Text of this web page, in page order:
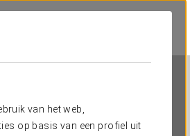
van het web,
op basis van een profiel uit